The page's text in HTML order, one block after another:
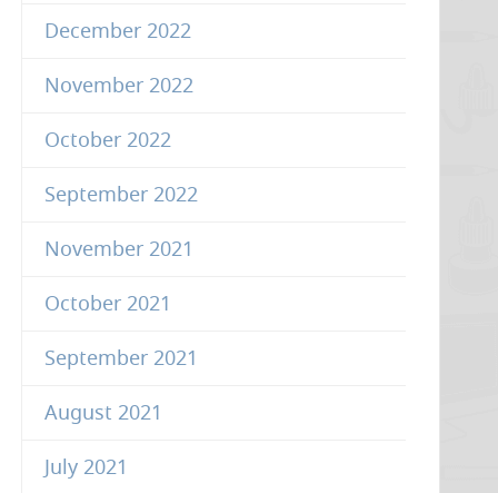
December 2022
November 2022
October 2022
September 2022
November 2021
October 2021
September 2021
August 2021
July 2021